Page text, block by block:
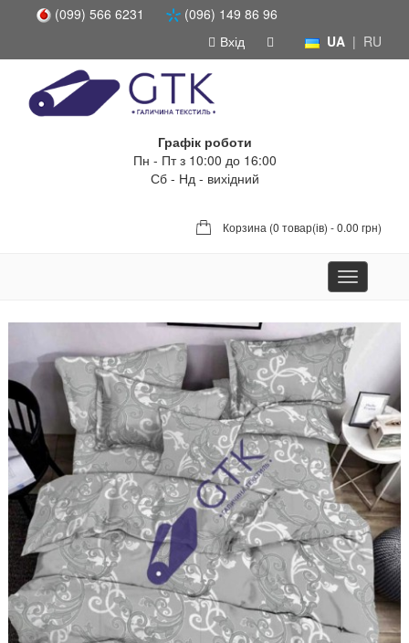
(099) 566 6231
(096) 149 86 96
UA | RU
Вхід
Графік роботи
Пн - Пт з 10:00 до 16:00
Сб - Нд - вихідний
Корзина (0 товар(ів) - 0.00 грн)
Toggle
navigation